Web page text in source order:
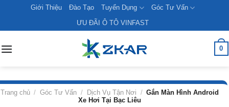
content
Giới Thiệu Đào Tạo Tuyển Dụng
Góc Tư Vấn
ƯU ĐÃI Ô TÔ VINFAST
0
Trang chủ / Góc Tư Vấn / Dịch Vụ Tận Nơi / Gắn Màn Hình Android
Xe Hơi Tại Bạc Liêu